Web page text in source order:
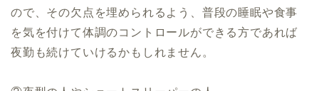
ので、その欠点を埋められるよう、普段の睡眠や食事
を気を付けて体調のコントロールができる方であれば
夜勤も続けていけるかもしれません。